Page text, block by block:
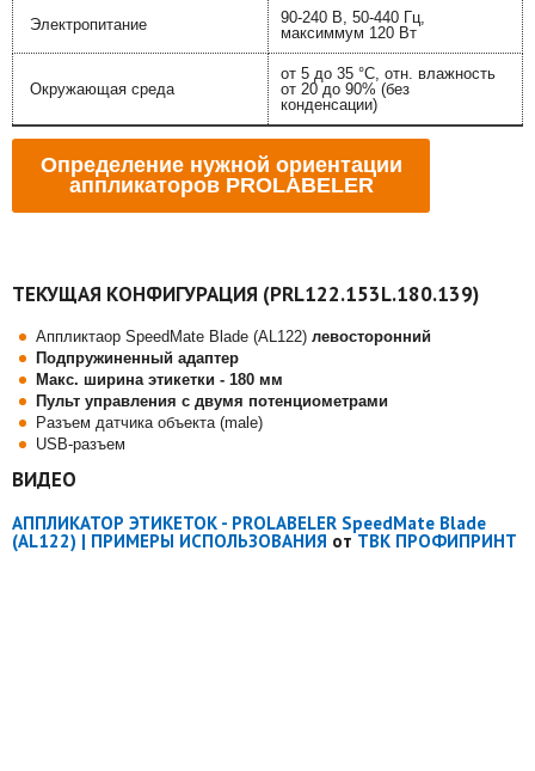
Электропитание
90-240 В, 50-440 Гц,
максиммум 120 Вт
Окружающая среда
от 5 до 35 °C, отн. влажность
от 20 до 90% (без
конденсации)
Определение нужной ориентации
аппликаторов PROLABELER
ТЕКУЩАЯ КОНФИГУРАЦИЯ (PRL122.153L.180.139)
Аппликтаор SpeedMate Blade (AL122) левосторонний
Подпружиненный адаптер
Макс. ширина этикетки - 180 мм
Пульт управления с двумя потенциометрами
Разъем датчика объекта (male)
USB-разъем
ВИДЕО
АППЛИКАТОР ЭТИКЕТОК - PROLABELER SpeedMate Blade
(AL122) | ПРИМЕРЫ ИСПОЛЬЗОВАНИЯ от ТВК ПРОФИПРИНТ